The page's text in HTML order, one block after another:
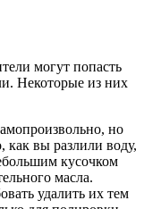
могут попасть
Некоторые из них
но
как вы разлили воду,
кусочком
масла.
удалить их тем